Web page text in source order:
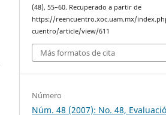
(48), 55–60. Recuperado a partir de
https://reencuentro.xoc.uam.mx/
cuentro/article/view/611
Más formatos de cita
Número
Núm. 48 (2007): No. 48,